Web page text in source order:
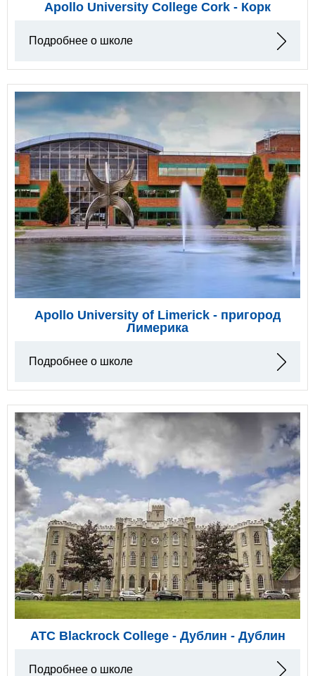
Apollo University College Cork - Корк
Подробнее о школе
Apollo University of Limerick - пригород
Лимерика
Подробнее о школе
ATC Blackrock College - Дублин - Дублин
Подробнее о школе